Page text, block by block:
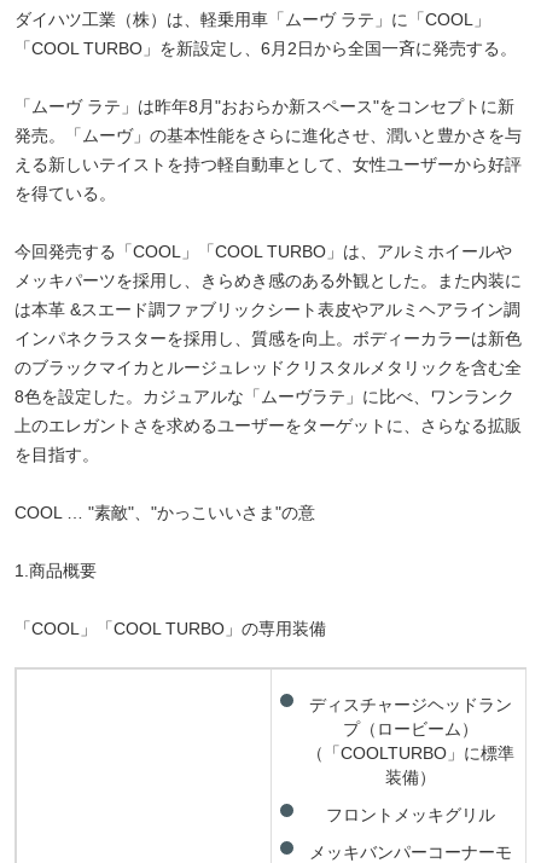
ダイハツ工業（株）は、軽乗用車「ムーヴ ラテ」に「COOL」
「COOL TURBO」を新設定し、6月2日から全国一斉に発売する。
「ムーヴ ラテ」は昨年8月"おおらか新スペース"をコンセプトに新
発売。「ムーヴ」の基本性能をさらに進化させ、潤いと豊かさを与
える新しいテイストを持つ軽自動車として、女性ユーザーから好評
を得ている。
今回発売する「COOL」「COOL TURBO」は、アルミホイールや
メッキパーツを採用し、きらめき感のある外観とした。また内装に
は本革 &スエード調ファブリックシート表皮やアルミヘアライン調
インパネクラスターを採用し、質感を向上。ボディーカラーは新色
のブラックマイカとルージュレッドクリスタルメタリックを含む全
8色を設定した。カジュアルな「ムーヴラテ」に比べ、ワンランク
上のエレガントさを求めるユーザーをターゲットに、さらなる拡販
を目指す。
COOL … "素敵"、"かっこいいさま"の意
1.商品概要
「COOL」「COOL TURBO」の専用装備
ディスチャージヘッドラン
プ（ロービーム）
（「COOLTURBO」に標準
装備）
フロントメッキグリル
メッキバンパーコーナーモ